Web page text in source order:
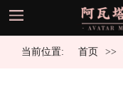
当前位置: 首页